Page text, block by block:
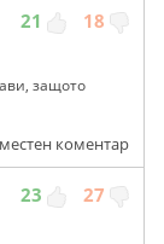
21 18
защото
коментар
23 27